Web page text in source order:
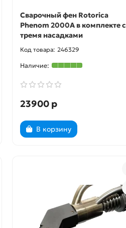
Сварочный фен Rotorica
Phenom 2000A в комплекте с
тремя насадками
246329
23900 р
В корзину